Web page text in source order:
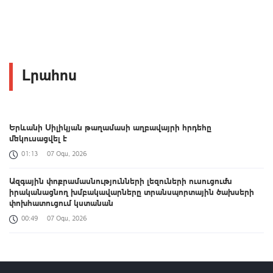
Լրահոս
Երևանի Սիլիկյան թաղամասի աղբավայրի հրդեհը
մեկուսացվել է
01:13 07 Օգս, 2026
Ազգային փոքրամասնությունների լեզուների ուսուցումն
իրականացնող խմբակավարները տրանսպորտային ծախսերի
փոխհատուցում կստանան
00:49 07 Օգս, 2026